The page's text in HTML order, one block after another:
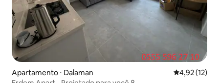
Apartamento ⋅ Dalaman 4,92 de uma
4,92 (12)